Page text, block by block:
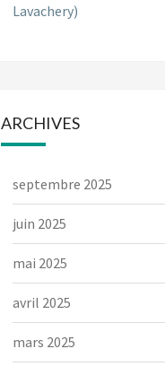
Lavachery)
ARCHIVES
septembre 2025
juin 2025
mai 2025
avril 2025
mars 2025